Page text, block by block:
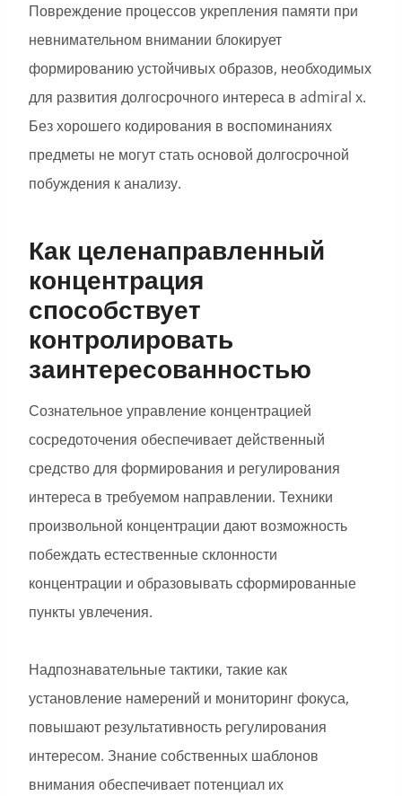
Повреждение процессов укрепления памяти при
невнимательном внимании блокирует
формированию устойчивых образов, необходимых
для развития долгосрочного интереса в admiral x.
Без хорошего кодирования в воспоминаниях
предметы не могут стать основой долгосрочной
побуждения к анализу.
Как целенаправленный
концентрация
способствует
контролировать
заинтересованностью
Сознательное управление концентрацией
сосредоточения обеспечивает действенный
средство для формирования и регулирования
интереса в требуемом направлении. Техники
произвольной концентрации дают возможность
побеждать естественные склонности
концентрации и образовывать сформированные
пункты увлечения.
Надпознавательные тактики, такие как
установление намерений и мониторинг фокуса,
повышают результативность регулирования
интересом. Знание собственных шаблонов
внимания обеспечивает потенциал их